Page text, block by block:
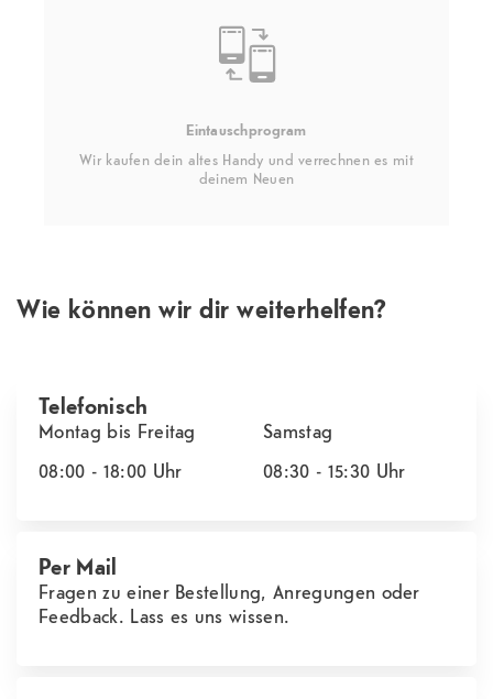
Eintauschprogram
Wir kaufen dein altes Handy und verrechnen es mit
deinem Neuen
Wie können wir dir weiterhelfen?
Telefonisch
Montag bis Freitag
08:00 - 18:00 Uhr
Samstag
08:30 - 15:30 Uhr
Per Mail
Fragen zu einer Bestellung, Anregungen oder
Feedback. Lass es uns wissen.